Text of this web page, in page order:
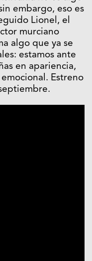
embargo, eso es
Lionel, el
murciano
algo que ya se
estamos ante
en apariencia,
Estreno